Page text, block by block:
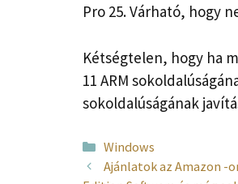
Pro 25. Várható, hogy
Kétségtelen, hogy ha
11 ARM
sokoldalúságának
Kategória
Windows
Ajánlatok az Amazon -